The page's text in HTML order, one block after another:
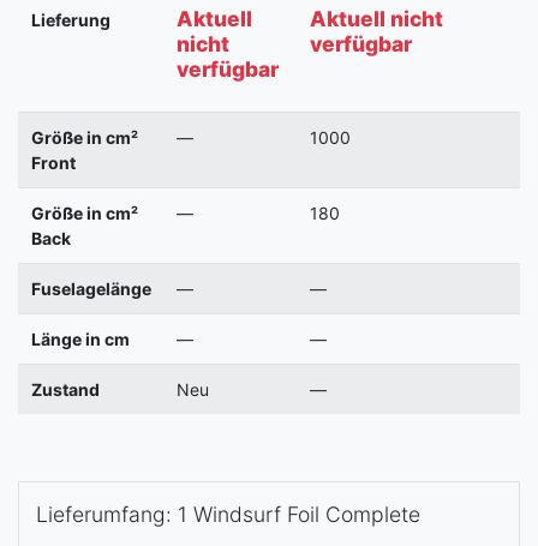
Lieferung
Aktuell
nicht
verfügbar
Aktuell nicht
verfügbar
Größe in cm²
Front
— 1000
Größe in cm²
Back
— 180
Fuselagelänge — —
Länge in cm — —
Zustand Neu —
Lieferumfang: 1 Windsurf Foil Complete